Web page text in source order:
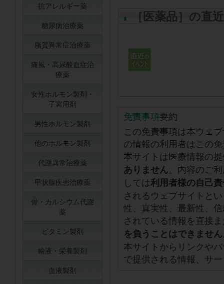
［医薬品］の直
免責事項要約
この免責事項は本ウェ
の情報の利用者はこの
本サイトは医療情報の
ありません。内容のご
しては利用者様の自己
されるウェブサイトと
性、真実性、最新性、
されている情報を直接
を負うことはできません
本サイトからリンクや
で提供される情報、サ
抗アレルギー薬
糖尿病治療薬
脂質異常症治療薬
痛風・高尿酸血症治
療薬
女性ホルモン製剤・
子宮用剤
男性ホルモン製剤
他のホルモン製剤
代謝異常治療薬
甲状腺疾患治療薬
骨・カルシウム代謝
薬
ビタミン製剤
輸液・栄養製剤
血液製剤